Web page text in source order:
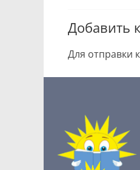
Добавить
Для отправки